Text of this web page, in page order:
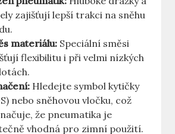
zajišťují lepší trakci na sněhu
materiálu: Speciální směsi
flexibilitu i při velmi nízkých
Hledejte symbol kytičky
nebo sněhovou vločku, což
že pneumatika je
vhodná pro zimní použití.